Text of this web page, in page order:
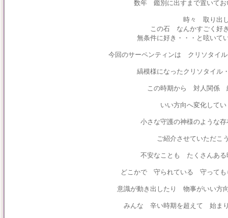
数年 鑑別に出すまで置いてお
時々 取り出
この石 なんかすごく好
無条件に好き・・・と呟いて
今回のサーペンティンは クリソタイ
縞模様になったクリソタイル
この時期から 対人関
いい方向へ変化して
小さな守護の神様のような
ご紹介させていただこ
不安なことも たくさんある
どこかで 守られている 守って
意識が動き出したり 物事がいい方
みんな 辛い時期を超えて 始ま